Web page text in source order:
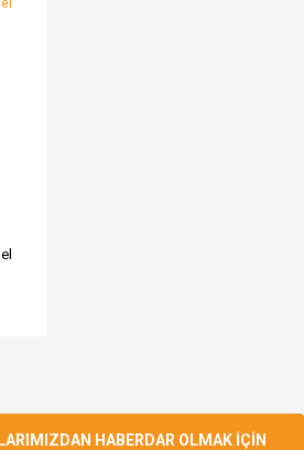
HABERDAR OLMAK İÇİN